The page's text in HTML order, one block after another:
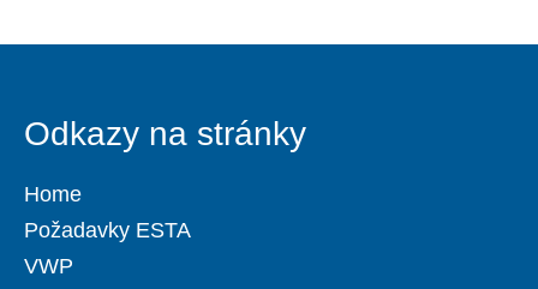
Odkazy na stránky
Home
Požadavky ESTA
VWP